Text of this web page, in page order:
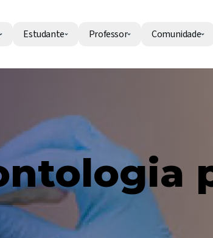
Estudante Professor Comunidade